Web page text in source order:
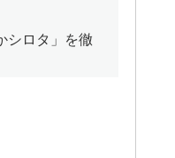
シロタ」を徹